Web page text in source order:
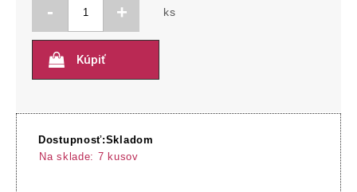
- + ks
Kúpiť
Dostupnosť:Skladom
Na sklade: 7 kusov